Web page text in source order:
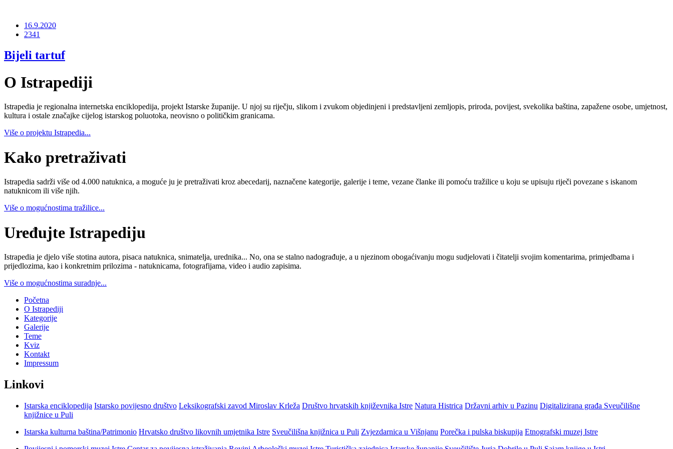
16.9.2020
2341
Bijeli tartuf
O Istrapediji
Istrapedia je regionalna internetska enciklopedija, projekt Istarske županije. U njoj su riječju, slikom i zvukom objedinjeni i predstavljeni zemljopis, priroda, povijest, svekolika baština, zapažene osobe, umjetnost,
kultura i ostale značajke cijelog istarskog poluotoka, neovisno o političkim granicama.
Više o projektu Istrapedia...
Kako pretraživati
Istrapedia sadrži više od 4.000 natuknica, a moguće ju je pretraživati kroz abecedarij, naznačene kategorije, galerije i teme, vezane članke ili pomoću tražilice u koju se upisuju riječi povezane s iskanom
natuknicom ili više njih.
Više o mogućnostima tražilice...
Uređujte Istrapediju
Istrapedia je djelo više stotina autora, pisaca natuknica, snimatelja, urednika... No, ona se stalno nadograđuje, a u njezinom obogaćivanju mogu sudjelovati i čitatelji svojim komentarima, primjedbama i
prijedlozima, kao i konkretnim prilozima - natuknicama, fotografijama, video i audio zapisima.
Više o mogućnostima suradnje...
Početna
O Istrapediji
Kategorije
Galerije
Teme
Kviz
Kontakt
Impressum
Linkovi
Istarska enciklopedija Istarsko povijesno društvo Leksikografski zavod Miroslav Krleža Društvo hrvatskih književnika Istre Natura Histrica Državni arhiv u Pazinu Digitalizirana građa Sveučilišne
knjižnice u Puli
Istarska kulturna baština/Patrimonio Hrvatsko društvo likovnih umjetnika Istre Sveučilišna knjižnica u Puli Zvjezdarnica u Višnjanu Porečka i pulska biskupija Etnografski muzej Istre